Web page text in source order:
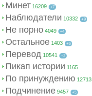
Минет 16209 +7
Наблюдатели 10332 +9
Не порно 4049 +4
Остальное 1403 +6
Перевод 10541 +2
Пикап истории 1165
По принуждению 12713
Подчинение 9457 +5